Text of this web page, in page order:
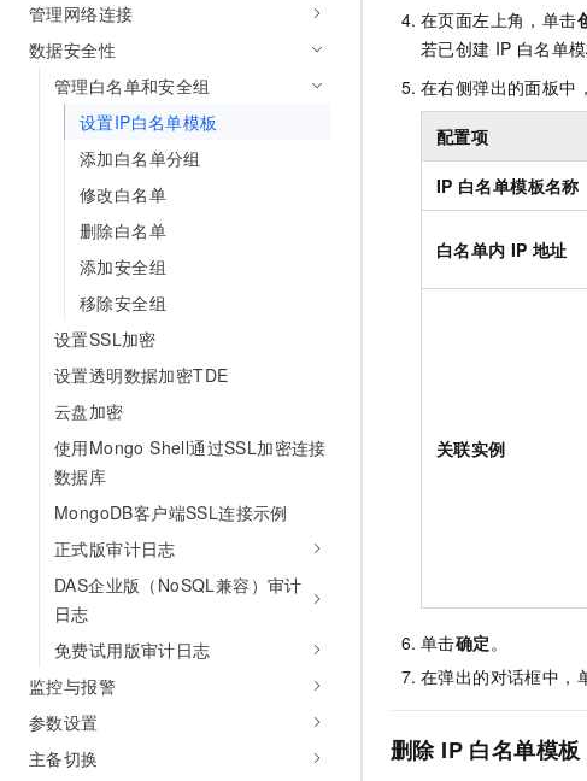
管理网络连接
数据安全性
管理白名单和安全组
设置IP白名单模板
添加白名单分组
修改白名单
删除白名单
添加安全组
移除安全组
设置SSL加密
设置透明数据加密TDE
云盘加密
使用Mongo Shell通过SSL加密连接
数据库
MongoDB客户端SSL连接示例
正式版审计日志
DAS企业版（NoSQL兼容）审计
日志
免费试用版审计日志
监控与报警
参数设置
主备切换
在页面左上角，单击
若已创建 IP 白名单
在右侧弹出的面板中
配置项
IP 白名单模板名称
白名单内 IP 地址
关联实例
单击确定。
在弹出的对话框中，
删除 IP 白名单模板